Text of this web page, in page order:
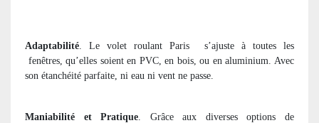
Adaptabilité . Le volet roulant Paris
s’ajuste à toutes les
fenêtres, qu’elles soient en PVC, en bois, ou en aluminium. Avec
son étanchéité parfaite, ni eau ni vent ne passe.
Maniabilité et Pratique . Grâce aux diverses options de